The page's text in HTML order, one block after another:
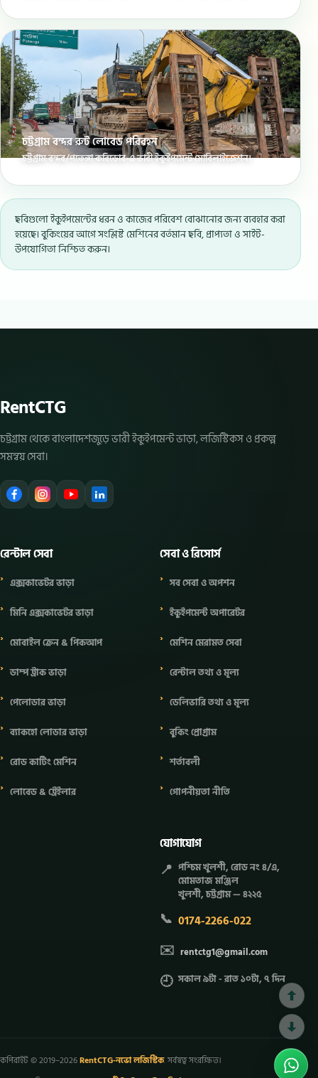
চট্টগ্রাম বন্দর রুট লোবেড পরিবহন
চট্টগ্রাম বন্দর/পতেঙ্গা করিডোর-এ ভারী ইকুইপমেন্ট মোবিলাইজেশন।
ছবিগুলো ইকুইপমেন্টের ধরন ও কাজের পরিবেশ বোঝানোর জন্য ব্যবহার করা
হয়েছে। বুকিংয়ের আগে সংশ্লিষ্ট মেশিনের বর্তমান ছবি, প্রাপ্যতা ও সাইট-
উপযোগিতা নিশ্চিত করুন।
RentCTG
চট্টগ্রাম থেকে বাংলাদেশজুড়ে ভারী ইকুইপমেন্ট ভাড়া, লজিস্টিকস ও প্রকল্প
সমন্বয় সেবা।
রেন্টাল সেবা
এক্সকাভেটর ভাড়া
মিনি এক্সকাভেটর ভাড়া
মোবাইল ক্রেন & পিকআপ
ডাম্প ট্রাক ভাড়া
পেলোডার ভাড়া
ব্যাকহো লোডার ভাড়া
রোড কাটিং মেশিন
লোবেড & ট্রেইলার
সেবা ও রিসোর্স
সব সেবা ও অপশন
ইকুইপমেন্ট অপারেটর
মেশিন মেরামত সেবা
রেন্টাল তথ্য ও মূল্য
ডেলিভারি তথ্য ও মূল্য
বুকিং প্রোগ্রাম
শর্তাবলী
গোপনীয়তা নীতি
যোগাযোগ
📍 পশ্চিম খুলশী, রোড নং ৪/এ,
মোমতাজ মঞ্জিল
খুলশী, চট্টগ্রাম — ৪২২৫
📞 0174-2266-022
✉️ rentctg1@gmail.com
🕘 সকাল ৯টা - রাত ১০টা, ৭ দিন
কপিরাইট © 2019–2026RentCTG-নভো লজিস্টিক. সর্বস্বত্ব সংরক্ষিত।